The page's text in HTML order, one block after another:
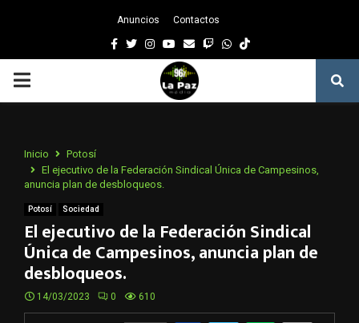
Anuncios Contactos
Facebook
TwitterInstagram
Youtube
EmailTwitchWhatsapp
PRIMARY
Inicio
Potosí
El ejecutivo de la Federación Sindical Única de Campesinos,
anuncia plan de desbloqueos.
Potosí Sociedad
El ejecutivo de la Federación Sindical
Única de Campesinos, anuncia plan de
desbloqueos.
14/03/2023 0 610